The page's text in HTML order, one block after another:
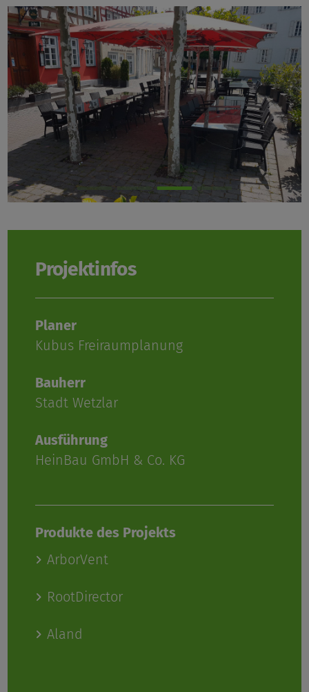
Projektinfos
Planer
Kubus Freiraumplanung
Bauherr
Stadt Wetzlar
Ausführung
HeinBau GmbH & Co. KG
Produkte des Projekts
ArborVent
RootDirector
Aland